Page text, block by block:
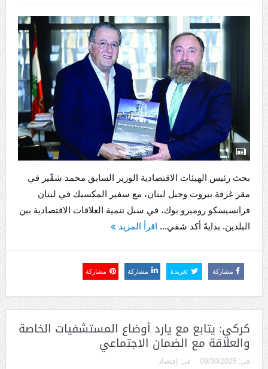
بحث رئيس الهيئات الاقتصادية الوزير السابق محمد شقّير في
مقر غرفة بيروت وجبل لبنان، مع سفير المكسيك في لبنان
فرانسيسكو روميرو بوك، في سبل تنمية العلاقات الاقتصادية بين
البلدين. بدايةً أكد شقي... اقرأ المزيد
مشاركة تغريدة مشاركة مشاركة
كركي: يتابع مع يارد أوضاع المستشفيات الخاصة
والعلاقة مع الضمان الاجتماعي
فى: 09/30/2025 فى: إقتصاد